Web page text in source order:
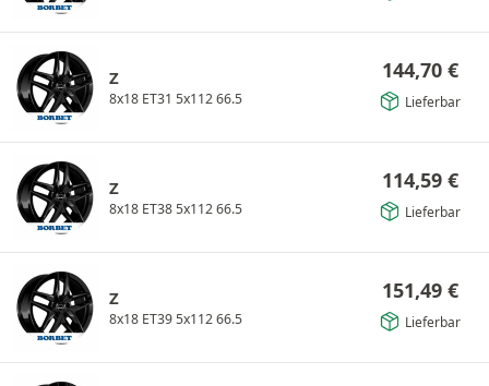
Z
8x18 ET31 5x112 66.5
144,70 €
Lieferbar
Z
8x18 ET38 5x112 66.5
114,59 €
Lieferbar
Z
8x18 ET39 5x112 66.5
151,49 €
Lieferbar